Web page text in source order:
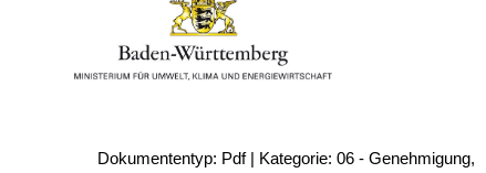
Dokumententyp: Pdf | Kategorie: 06 - Genehmigung,